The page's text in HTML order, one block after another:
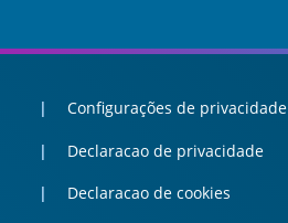
Configurações de privacidade
Declaracao de privacidade
Declaracao de cookies